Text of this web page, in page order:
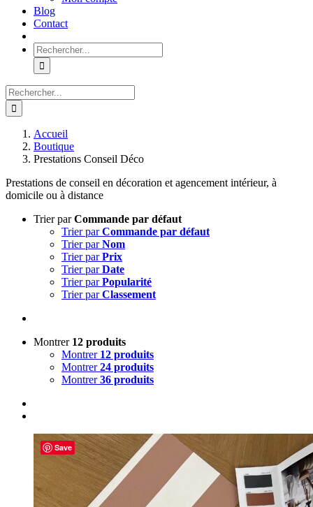
Blog
Contact
Rechercher:
Rechercher:
Accueil
Boutique
Prestations Conseil Déco
Prestations de conseil en décoration et agencement intérieur, à
domicile ou à distance
Trier parCommande par défaut
Trier parCommande par défaut
Trier parNom
Trier parPrix
Trier parDate
Trier parPopularité
Trier parClassement
Montrer 12 produits
Montrer 12 produits
Montrer24 produits
Montrer36 produits
Save